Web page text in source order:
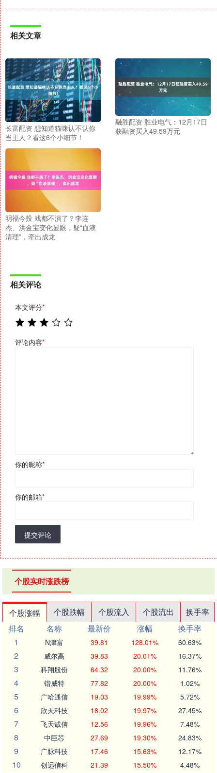
相关文章
长富配资 想知道猫咪认不认你
当主人？看这6个小细节！
融胜配资 胜业电气：12月17日
获融资买入49.59万元
明福今投 戏都不演了？李连
杰、洪金宝变化显眼，疑“血液
清理”，牵出成龙
相关评论
本文评分*
评论内容*
你的昵称*
你的邮箱*
提交评论
个股实时涨跌榜
个股涨幅 个股跌幅 个股流入 个股流出
换手率
排名
名称 最新价 涨幅
换手率
1
N津富 39.81 128.01% 60.63%
2 威尔高 39.83 20.01% 16.37%
3 科翔股份 64.32 20.00% 11.76%
4 锴威特 77.82 20.00% 1.02%
5 广哈通信 19.03 19.99% 5.72%
6 欣天科技 18.02 19.97% 27.45%
7 飞天诚信 12.56 19.96% 7.48%
8 中巨芯 27.69 19.30% 24.83%
9 广脉科技 17.46 15.63% 12.17%
10 创远信科 21.39 15.50% 4.48%